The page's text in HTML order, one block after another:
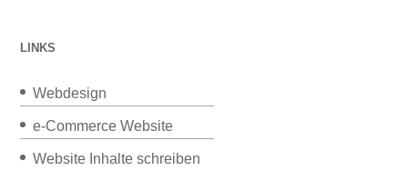
LINKS
Webdesign
e-Commerce Website
Website Inhalte schreiben